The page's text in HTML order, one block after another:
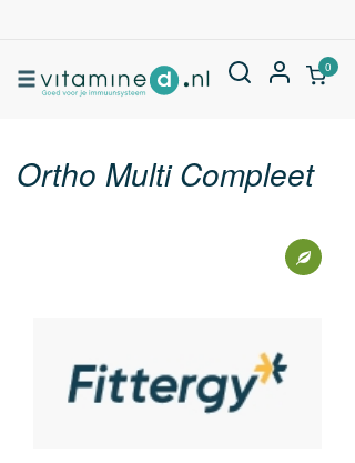
0
Ortho Multi Compleet